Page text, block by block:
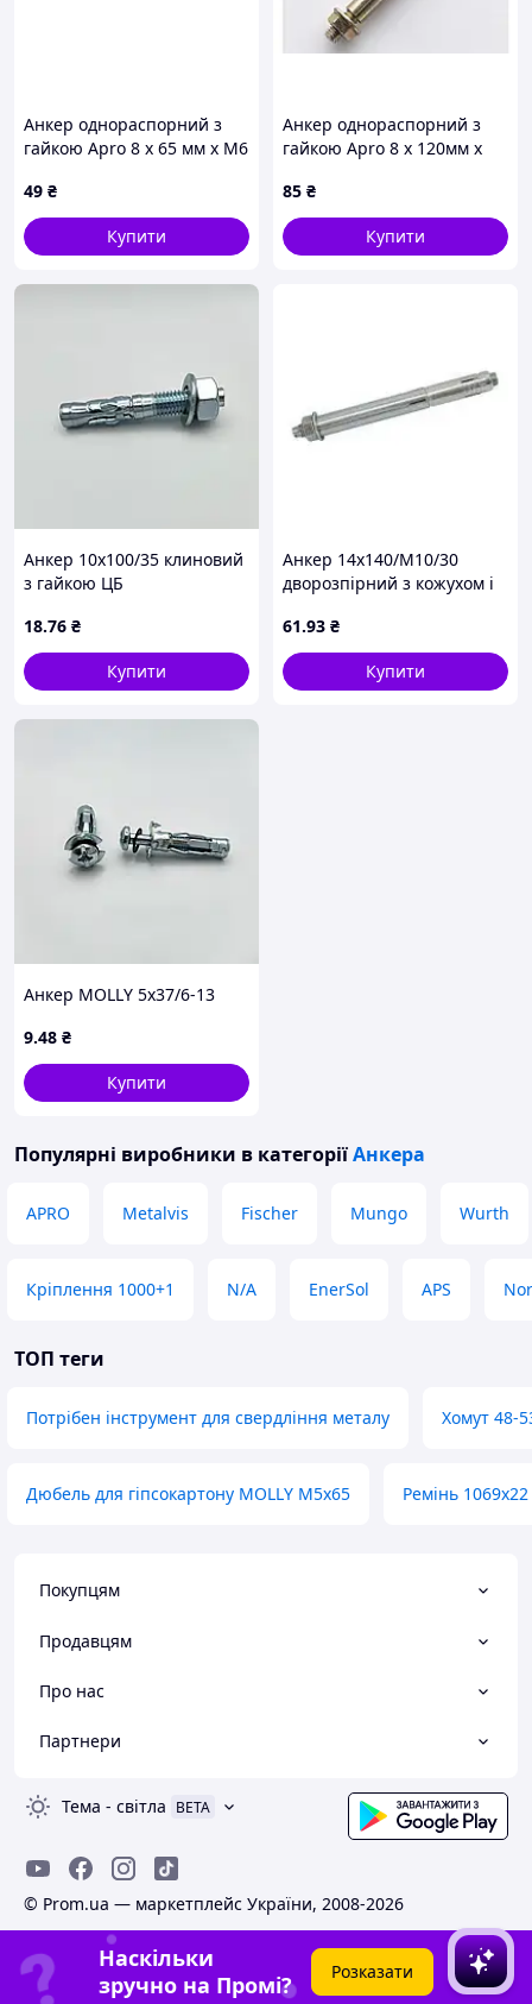
Анкер однораспорний з
гайкою Apro 8 х 65 мм x М6
49 ₴
Купити
Анкер однораспорний з
гайкою Apro 8 х 120мм x
85 ₴
Купити
Анкер 10х100/35 клиновий
з гайкою ЦБ
18.76 ₴
Купити
Анкер 14х140/М10/30
дворозпірний з кожухом і
61.93 ₴
Купити
Анкер MOLLY 5х37/6-13
9.48 ₴
Купити
Популярні виробники в категоріїАнкера
APRO Metalvis Fischer Mungo Wurth
Кріплення 1000+1 N/A EnerSol APS
ТОП теги
Потрібен інструмент для свердління металу Хомут 48-
Дюбель для гіпсокартону MOLLY М5х65 Ремінь
Покупцям
Продавцям
Про нас
Партнери
Тема - світла BETA
© Prom.ua — маркетплейс України, 2008-2026
Наскільки
зручно на Промі?
Розказати